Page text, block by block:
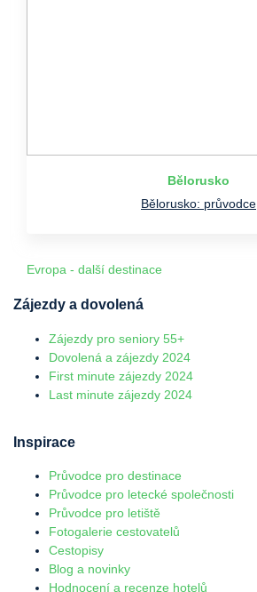
Bělorusko
Bělorusko: průvodce
Evropa - další destinace
Zájezdy a dovolená
Zájezdy pro seniory 55+
Dovolená a zájezdy 2024
First minute zájezdy 2024
Last minute zájezdy 2024
Inspirace
Průvodce pro destinace
Průvodce pro letecké společnosti
Průvodce pro letiště
Fotogalerie cestovatelů
Cestopisy
Blog a novinky
Hodnocení a recenze hotelů